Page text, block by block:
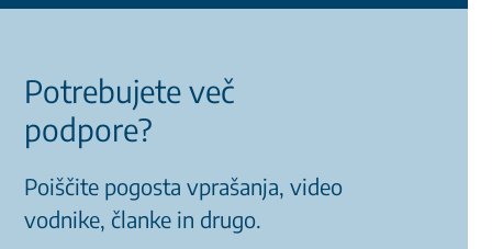
Potrebujete več
podpore?
Poiščite pogosta vprašanja, video
vodnike, članke in drugo.